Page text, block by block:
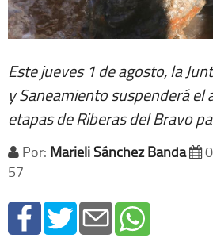
Este jueves 1 de agosto, la
y Saneamiento suspenderá el
etapas de Riberas del Bravo
Por: Marieli Sánchez Banda
57